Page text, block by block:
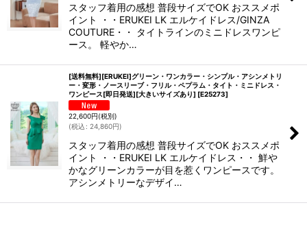
スタッフ着用の感想 普段サイズでOK おススメポ
イント ・・ERUKEI LK エルケイドレス/GINZA
COUTURE・・ タイトラインのミニドレスワンピ
ース。 軽やか…
[送料無料][ERUKEI]グリーン・ワンカラー・シンプル・アシンメトリ
ー・変形・ノースリーブ・フリル・ペプラム・タイト・ミニドレス・
ワンピース[即日発送][大きいサイズあり] [E25273]
22,600円(税別)
(税込 : 24,860円)
スタッフ着用の感想 普段サイズでOK おススメポ
イント ・・ERUKEI LK エルケイドレス・・ 鮮や
かなグリーンカラーが目を惹くワンピースです。
アシンメトリーなデザイ…